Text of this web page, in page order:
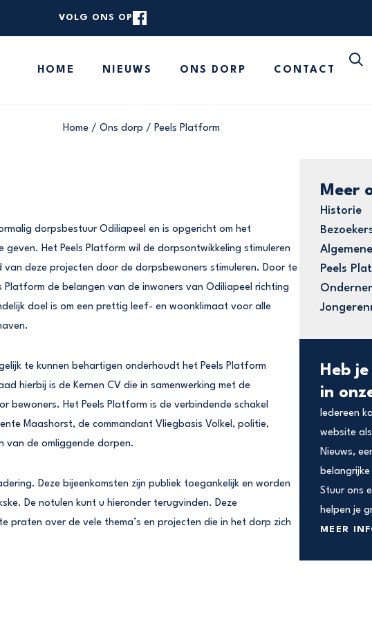
VOLG ONS OP
HOME NIEUWS ONS DORP CONTACT
Home / Ons dorp / Peels Platform
dorpsbestuur Odiliapeel en is opgericht om het
Het Peels Platform wil de dorpsontwikkeling stimuleren
deze projecten door de dorpsbewoners stimuleren. Door te
de belangen van de inwoners van Odiliapeel richting
doel is om een prettig leef- en woonklimaat voor alle
te kunnen behartigen onderhoudt het Peels Platform
hierbij is de Kernen CV die in samenwerking met de
bewoners. Het Peels Platform is de verbindende schakel
Maashorst, de commandant Vliegbasis Volkel, politie,
van de omliggende dorpen.
Deze bijeenkomsten zijn publiek toegankelijk en worden
De notulen kunt u hieronder terugvinden. Deze
praten over de vele thema’s en projecten die in het dorp zich
Meer
Historie
Peels
Heb
in
Iedereen
website
Nieuws,
Stuur ons
helpen je
MEER
ONS DORP
zoekbalk om de website te doorzoeken.